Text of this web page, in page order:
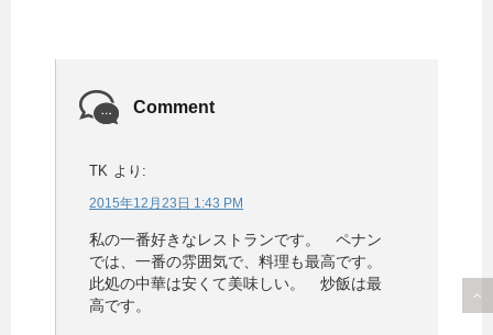
Comment
TK より:
2015年12月23日 1:43 PM
私の一番好きなレストランです。 ペナン
では、一番の雰囲気で、料理も最高です。
此処の中華は安くて美味しい。 炒飯は最
高です。